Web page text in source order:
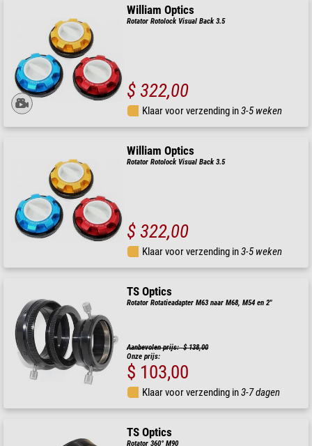
William Optics
Rotator Rotolock Visual Back 3.5
$ 322,00
Klaar voor verzending in3-5 weken
William Optics
Rotator Rotolock Visual Back 3.5
$ 322,00
Klaar voor verzending in3-5 weken
TS Optics
Rotator Rotatieadapter M63 naar M68, M54 en 2"
Aanbevolen prijs: $ 138,00
Onze prijs:
$ 103,00
Klaar voor verzending in3-7 dagen
TS Optics
Rotator 360° M90